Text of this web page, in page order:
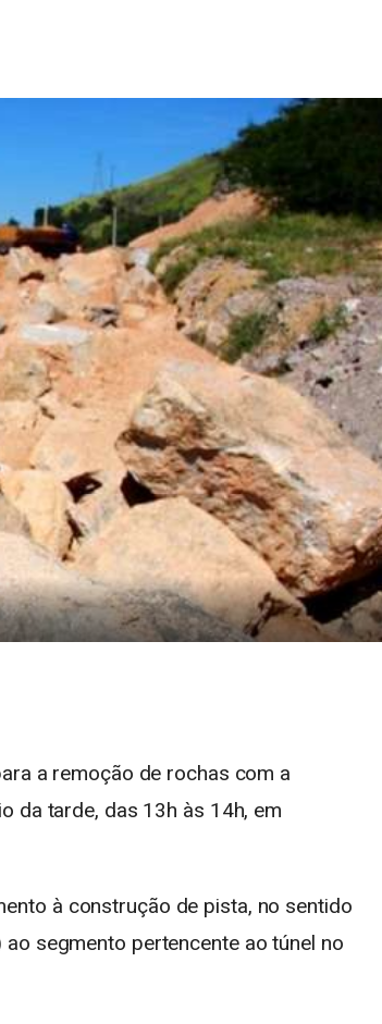
a remoção de rochas com a
da tarde, das 13h às 14h, em
à construção de pista, no sentido
segmento pertencente ao túnel no